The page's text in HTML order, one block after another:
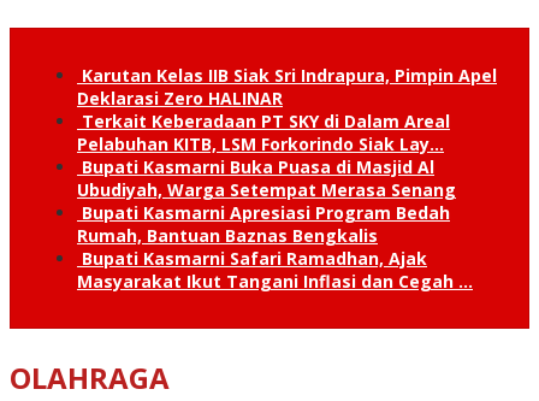
Karutan Kelas IIB Siak Sri Indrapura, Pimpin Apel
Deklarasi Zero HALINAR
Terkait Keberadaan PT SKY di Dalam Areal
Pelabuhan KITB, LSM Forkorindo Siak Lay…
Bupati Kasmarni Buka Puasa di Masjid Al
Ubudiyah, Warga Setempat Merasa Senang
Bupati Kasmarni Apresiasi Program Bedah
Rumah, Bantuan Baznas Bengkalis
Bupati Kasmarni Safari Ramadhan, Ajak
Masyarakat Ikut Tangani Inflasi dan Cegah …
OLAHRAGA